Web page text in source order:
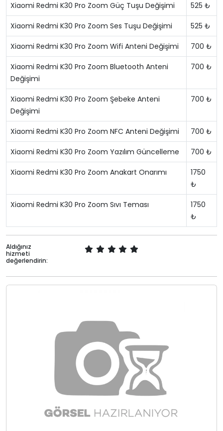
Xiaomi Redmi K30 Pro Zoom Güç Tuşu Değişimi 525 ₺
Xiaomi Redmi K30 Pro Zoom Ses Tuşu Değişimi 525 ₺
Xiaomi Redmi K30 Pro Zoom Wifi Anteni Değişimi 700 ₺
Xiaomi Redmi K30 Pro Zoom Bluetooth Anteni
Değişimi
700 ₺
Xiaomi Redmi K30 Pro Zoom Şebeke Anteni
Değişimi
700 ₺
Xiaomi Redmi K30 Pro Zoom NFC Anteni Değişimi 700 ₺
Xiaomi Redmi K30 Pro Zoom Yazılım Güncelleme 700 ₺
Xiaomi Redmi K30 Pro Zoom Anakart Onarımı
1750
₺
Xiaomi Redmi K30 Pro Zoom Sıvı Teması
1750
₺
Aldığınız
hizmeti
değerlendirin: